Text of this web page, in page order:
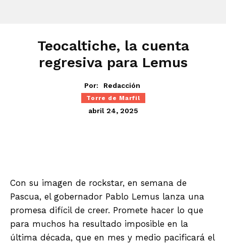
Teocaltiche, la cuenta
regresiva para Lemus
Por: Redacción
Torre de Marfil
abril 24, 2025
Con su imagen de rockstar, en semana de
Pascua, el gobernador Pablo Lemus lanza una
promesa difícil de creer. Promete hacer lo que
para muchos ha resultado imposible en la
última década, que en mes y medio pacificará el